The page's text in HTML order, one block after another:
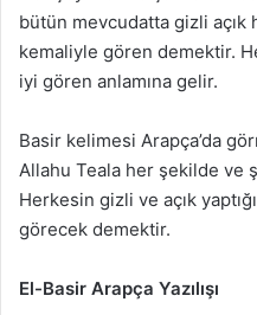
bütün mevcudatta gizli
kemaliyle gören demektir.
iyi gören anlamına gelir.
Basir kelimesi Arapça’da
Allahu Teala her şekilde ve
Herkesin gizli ve açık
görecek demektir.
El-Basir Arapça Yazılışı